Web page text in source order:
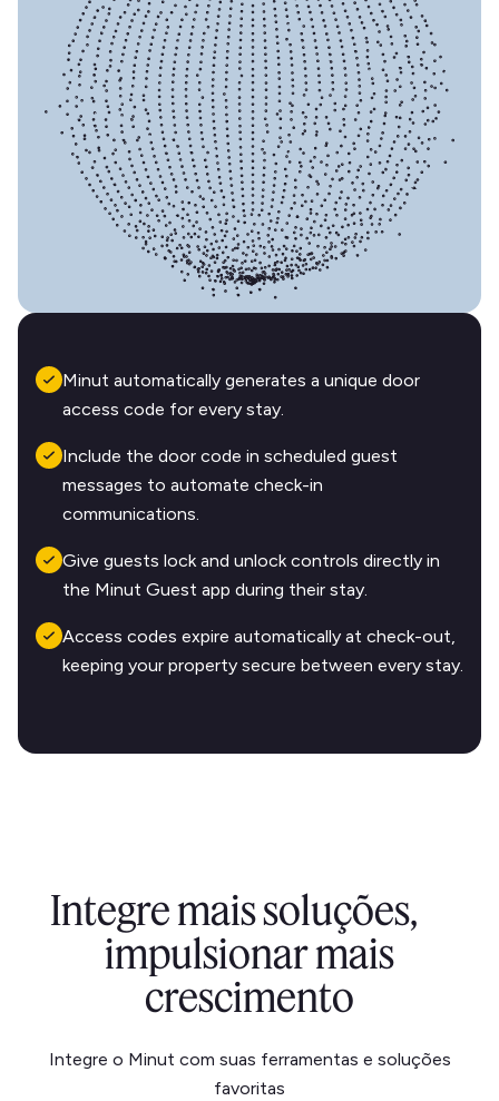
Minut automatically generates a unique door
access code for every stay.
Include the door code in scheduled guest
messages to automate check-in
communications.
Give guests lock and unlock controls directly in
the Minut Guest app during their stay.
Access codes expire automatically at check-out,
keeping your property secure between every stay.
Integre mais soluções,
impulsionar mais
crescimento
Integre o Minut com suas ferramentas e soluções
favoritas